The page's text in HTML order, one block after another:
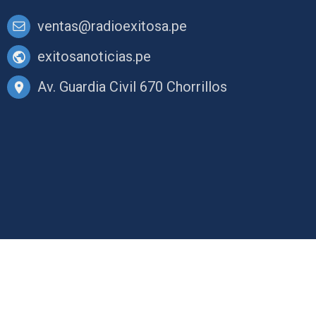
ventas@radioexitosa.pe
exitosanoticias.pe
Av. Guardia Civil 670 Chorrillos